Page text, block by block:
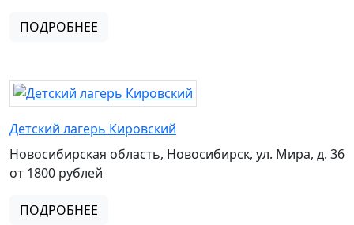
ПОДРОБНЕЕ
Детский лагерь Кировский
Новосибирская область, Новосибирск, ул. Мира, д. 36
от 1800 рублей
ПОДРОБНЕЕ